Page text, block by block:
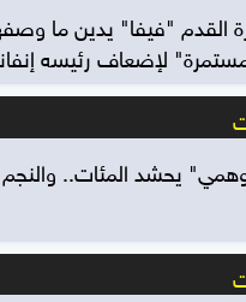
القدم "فيفا" يدين ما
لإضعاف رئيسه
يحشد المئات..